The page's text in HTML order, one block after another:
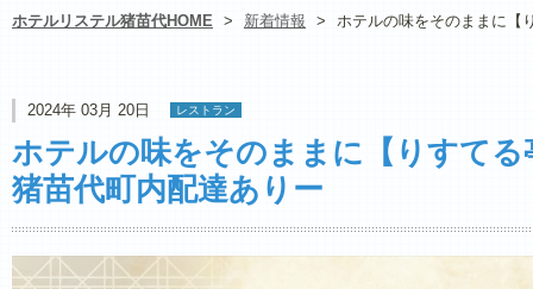
ホテルリステル猪苗代HOME > 新着情報 > ホテルの味をそのままに【
2024年 03月 20日 レストラン
ホテルの味をそのままに【りすて
猪苗代町内配達ありー